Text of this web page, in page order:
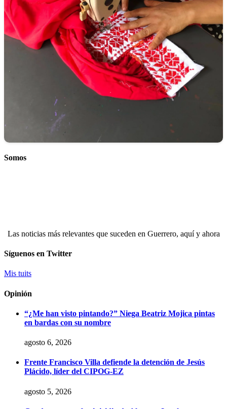
Somos
Las noticias más relevantes que suceden en Guerrero, aquí y ahora
Síguenos en Twitter
Mis tuits
Opinión
“¿Me han visto pintando?” Niega Beatriz Mojica pintas
en bardas con su nombre
agosto 6, 2026
Frente Francisco Villa defiende la detención de Jesús
Plácido, líder del CIPOG-EZ
agosto 5, 2026